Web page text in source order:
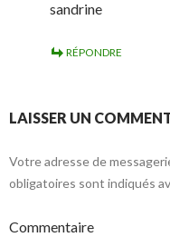
sandrine
RÉPONDRE
LAISSER UN
Votre adresse de
obligatoires sont indiqués
Commentaire